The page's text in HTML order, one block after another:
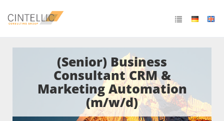
(Senior) Business
Consultant CRM &
Marketing Automation
(m/w/d)